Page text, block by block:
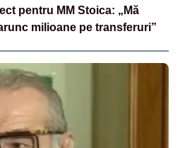
pentru MM Stoica: „Mă
milioane pe transferuri”